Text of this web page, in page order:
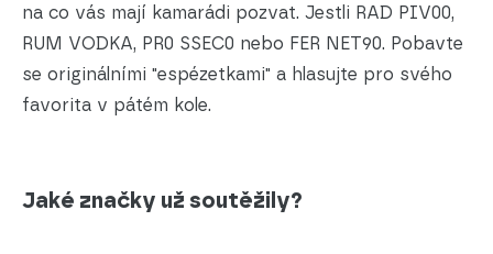
na co vás mají kamarádi pozvat. Jestli RAD PIV00,
RUM VODKA, PR0 SSEC0 nebo FER NET90. Pobavte
se originálními "espézetkami" a hlasujte pro svého
favorita v pátém kole.
Jaké značky už soutěžily?